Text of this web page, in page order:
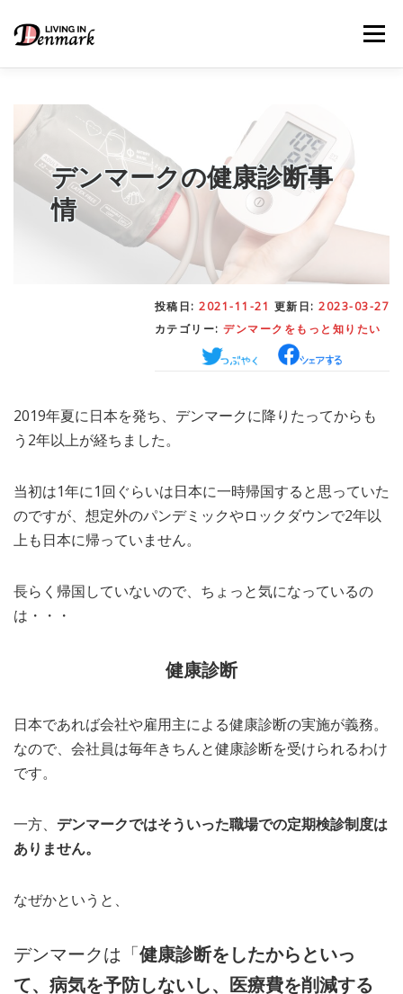
メニュー
– 生活便利帳 FOOD– ごはん事情
STUDY – 留学関連情報
– デンマークの働き方
– 日本人の考察
MEDIA– メディア掲載 TRAVEL – 旅行
EVERYDAY– 日常ブログ
デンマークの健康診断事
情
投稿日: 2021-11-21 更新日: 2023-03-27
カテゴリー: デンマークをもっと知りたい
2019年夏に日本を発ち、デンマークに降りたってからも
う2年以上が経ちました。
当初は1年に1回ぐらいは日本に一時帰国すると思っていた
のですが、想定外のパンデミックやロックダウンで2年以
上も日本に帰っていません。
長らく帰国していないので、ちょっと気になっているの
は・・・
健康診断
日本であれば会社や雇用主による健康診断の実施が義務。
なので、会社員は毎年きちんと健康診断を受けられるわけ
です。
一方、 デンマークではそういった職場での定期検診制度は
ありません。
なぜかというと、
デンマークは「健康診断をしたからといっ
て、病気を予防しないし、医療費を削減する